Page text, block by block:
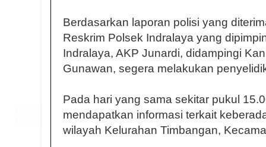
Berdasarkan laporan polisi yang
Reskrim Polsek Indralaya yang
Indralaya, AKP Junardi, didampingi
Gunawan, segera melakukan
Pada hari yang sama sekitar pukul
mendapatkan informasi terkait
wilayah Kelurahan Timbangan,